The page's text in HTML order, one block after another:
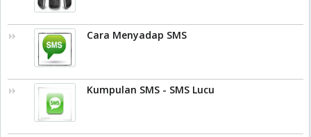
Cara Menyadap SMS
Kumpulan SMS - SMS Lucu